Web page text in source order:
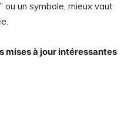
ou un symbole, mieux vaut
mises à jour intéressantes